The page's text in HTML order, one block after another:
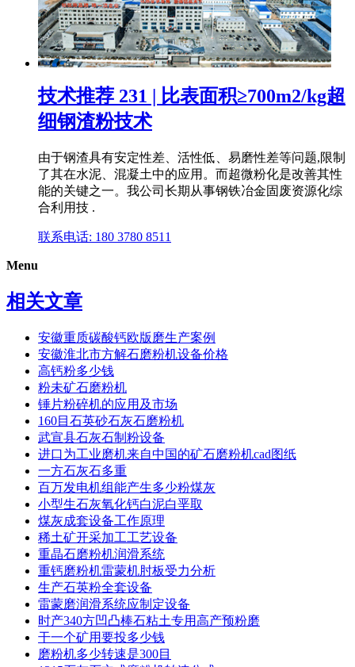
技术推荐 231 | 比表面积≥700m2/kg超
细钢渣粉技术
由于钢渣具有安定性差、活性低、易磨性差等问题,限制
了其在水泥、混凝土中的应用。而超微粉化是改善其性
能的关键之一。我公司长期从事钢铁冶金固废资源化综
合利用技 .
联系电话: 180 3780 8511
Menu
相关文章
安徽重质碳酸钙欧版磨生产案例
安徽淮北市方解石磨粉机设备价格
高钙粉多少钱
粉未矿石磨粉机
锤片粉碎机的应用及市场
160目石英砂石灰石磨粉机
武宣县石灰石制粉设备
进口为工业磨机来自中国的矿石磨粉机cad图纸
一方石灰石多重
百万发电机组能产生多少粉煤灰
小型生石灰氧化钙白泥白垩取
煤灰成套设备工作原理
稀土矿开采加工工艺设备
重晶石磨粉机润滑系统
重钙磨粉机雷蒙机肘板受力分析
生产石英粉全套设备
雷蒙磨润滑系统应制定设备
时产340方凹凸棒石粘土专用高产预粉磨
干一个矿用要投多少钱
磨粉机多少转速是300目